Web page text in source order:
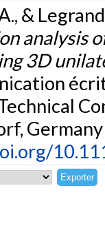
&
analysis
3D